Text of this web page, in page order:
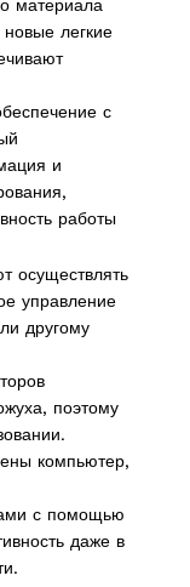
материала
легкие
с
и
работы
осуществлять
управление
другому
поэтому
компьютер,
с помощью
даже в